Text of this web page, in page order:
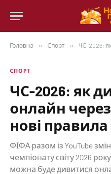
Головна » Спорт » ЧС-2026: як
СПОРТ
ЧС-2026: як
онлайн через
нові
ФІФА разом із YouTube
чемпіонату світу 2026
можна буде дивитися